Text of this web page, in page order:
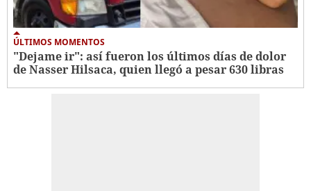
ÚLTIMOS MOMENTOS
"Dejame ir": así fueron los últimos días de dolor
de Nasser Hilsaca, quien llegó a pesar 630 libras